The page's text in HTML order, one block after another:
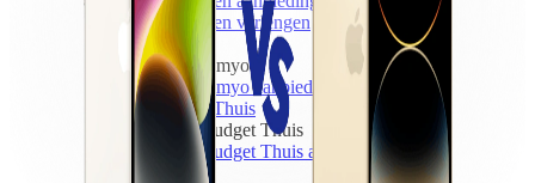
Ben verlengen
Simyo
Simyo
Simyo aanbiedingen
Budget Thuis
Budget Thuis
Budget Thuis aanbiedingen